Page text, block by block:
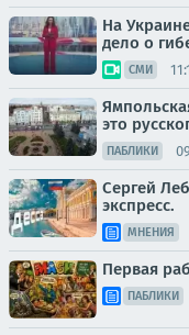
На
дело о
СМИ
это
ПАБЛИКИ
Сергей
экспресс.
МНЕНИЯ
Первая
ПАБЛИКИ